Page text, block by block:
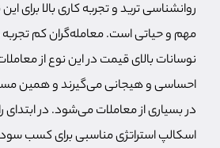
روانشناسی ترید و تجربه کاری بالا برای
مهم و حیاتی است. معامله‌گران کم تجربه
نوسانات بالای قیمت در این نوع از
احساسی و هیجانی می‌گیرند و همین
در بسیاری از معاملات می‌شود. در ابتدای
اسکالپ استراتژی مناسبی برای کسب